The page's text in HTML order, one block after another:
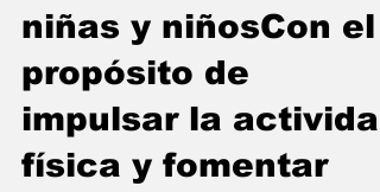
de Reynosa práctica
del futbol entre
niñas y niñosCon el
propósito de